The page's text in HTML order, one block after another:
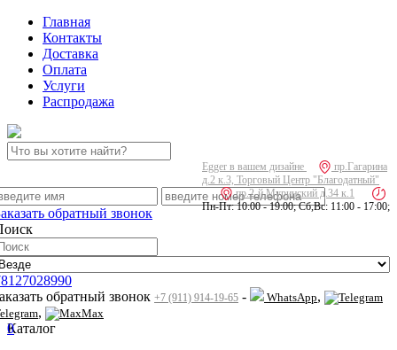
Главная
Контакты
Доставка
Оплата
Услуги
Распродажа
Egger в вашем дизайне
пр.Гагарина
д.2 к.3, Торговый Центр "Благодатный"
пр.2-й Муринский д.34 к.1
Пн-Пт: 10:00 - 19:00; Сб,Вс: 11:00 - 17:00;
обратный звонок
обратный звонок +7 (911) 914-19-65 - WhatsApp,
, Max
0
Каталог